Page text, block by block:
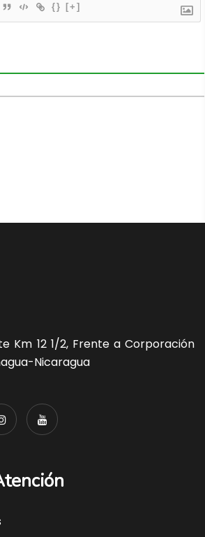
{} [+]
Km 12 1/2, Frente a Corporación
Nicaragua